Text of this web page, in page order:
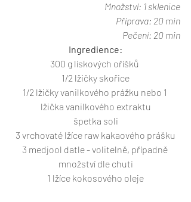
Množství: 1 sklenice
Příprava: 20 min
Pečení: 20 min
Ingredience:
300 g lískových oříšků
1/2 lžičky skořice
1/2 lžičky vanilkového prážku nebo 1
lžička vanilkového extraktu
špetka soli
3 vrchovaté lžíce raw kakaového prášku
3 medjool datle - volitelně, případně
množství dle chuti
1 lžíce kokosového oleje